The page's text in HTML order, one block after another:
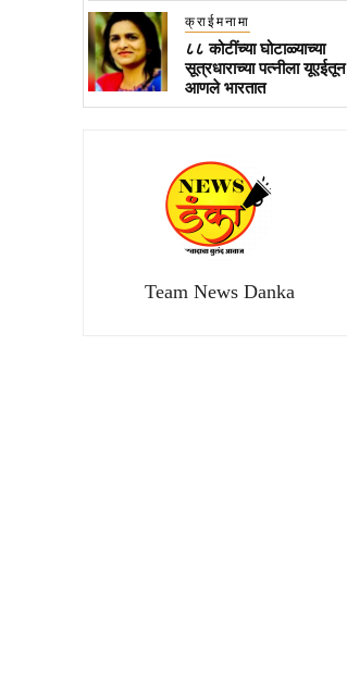
क्राईमनामा
८८ कोटींच्या घोटाळ्याच्या
सूत्रधाराच्या पत्नीला यूएईतून
आणले भारतात
Team News Danka